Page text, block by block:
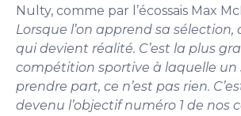
Nulty, comme par l’écossais Max
Lorsque l’on apprend sa sélection,
qui devient réalité. C’est la plus
compétition sportive à laquelle
prendre part, ce n’est pas rien.
devenu l’objectif numéro 1 de nos